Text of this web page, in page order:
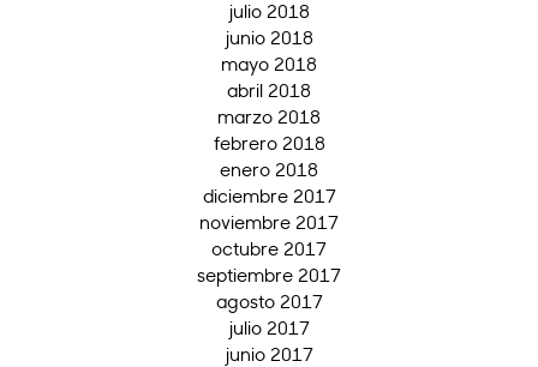
julio 2018
junio 2018
mayo 2018
abril 2018
marzo 2018
febrero 2018
enero 2018
diciembre 2017
noviembre 2017
octubre 2017
septiembre 2017
agosto 2017
julio 2017
junio 2017